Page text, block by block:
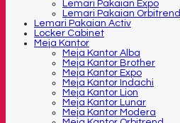
Lemari Pakaian Expo
Lemari Pakaian Orbitrend
Lemari Pakaian Activ
Locker Cabinet
Meja Kantor
Meja Kantor Alba
Meja Kantor Brother
Meja Kantor Expo
Meja Kantor Indachi
Meja Kantor Lion
Meja Kantor Lunar
Meja Kantor Modera